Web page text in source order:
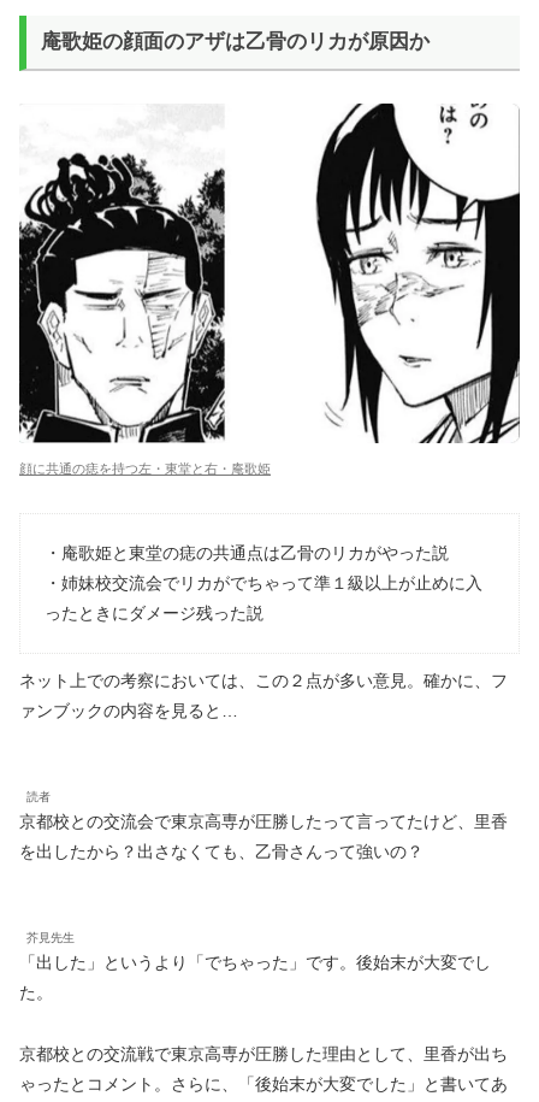
庵歌姫の顔面のアザは乙骨のリカが原因か
顔に共通の痣を持つ左・東堂と右・庵歌姫
・庵歌姫と東堂の痣の共通点は乙骨のリカがやった説
・姉妹校交流会でリカがでちゃって準１級以上が止めに入
ったときにダメージ残った説
ネット上での考察においては、この２点が多い意見。確かに、フ
ァンブックの内容を見ると…
読者
京都校との交流会で東京高専が圧勝したって言ってたけど、里香
を出したから？出さなくても、乙骨さんって強いの？
芥見先生
「出した」というより「でちゃった」です。後始末が大変でし
た。
京都校との交流戦で東京高専が圧勝した理由として、里香が出ち
ゃったとコメント。さらに、「後始末が大変でした」と書いてあ